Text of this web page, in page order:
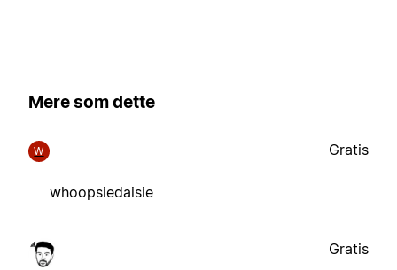
Mere som dette
W
whoopsiedaisie
Gratis
Gratis